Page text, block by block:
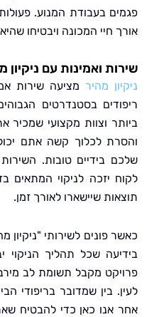
בעבודת המנוע. פעולות פשוטות
חיי המכונה ויבטיחו שהיא תשרת
ואמינות עם ניקיון מהיר
מהירמציעה שירות אמין
בסטנדרטים הגבוהים
וצוות מקצועי שמכיר את כל
לכלוך קשה אתם יכולים
בידיים טובות. השירות
יזכה לניקוי המתאים בדיוק
שיישארו לאורך זמן.
פונים לשירותי "ניקיון מהיר"
שכל תהליך הניקוי יבוצע
מקבל תשומת לב מירבית
בין שמדובר בריפודי הבית
כאן כדי להבטיח שאתם